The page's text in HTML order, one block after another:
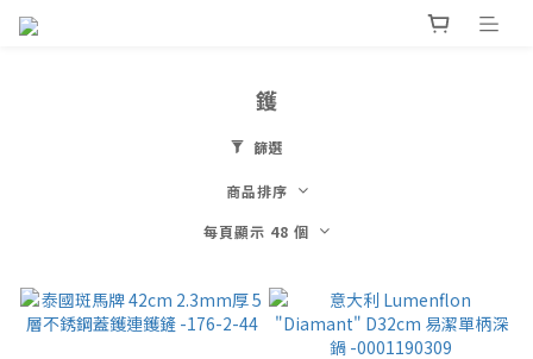
鑊
篩選
商品排序
每頁顯示 48 個